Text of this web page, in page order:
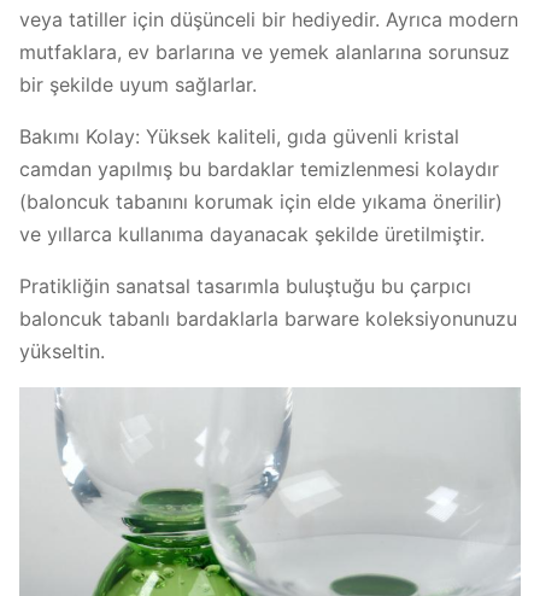
veya tatiller için düşünceli bir hediyedir. Ayrıca modern
mutfaklara, ev barlarına ve yemek alanlarına sorunsuz
bir şekilde uyum sağlarlar.
Bakımı Kolay: Yüksek kaliteli, gıda güvenli kristal
camdan yapılmış bu bardaklar temizlenmesi kolaydır
(baloncuk tabanını korumak için elde yıkama önerilir)
ve yıllarca kullanıma dayanacak şekilde üretilmiştir.
Pratikliğin sanatsal tasarımla buluştuğu bu çarpıcı
baloncuk tabanlı bardaklarla barware koleksiyonunuzu
yükseltin.